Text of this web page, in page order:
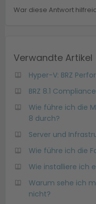
War diese Antwort
Verwandte Artikel
Hyper-V: BRZ
BRZ 8.1 Compliance
Wie führe ich die
8 durch?
Server und
Wie führe ich die
Wie installiere ich
Warum sehe ich
nicht?